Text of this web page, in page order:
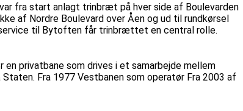
fra start anlagt trinbræt på hver side af Boulevarden
af Nordre Boulevard over Åen og ud til rundkørsel
til Bytoften får trinbrættet en central rolle.
en privatbane som drives i et samarbejde mellem
Fra 1977 Vestbanen som operatør Fra 2003 af